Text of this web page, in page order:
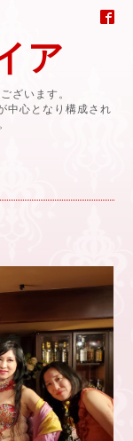
ア
ざいます。
中心となり構成され